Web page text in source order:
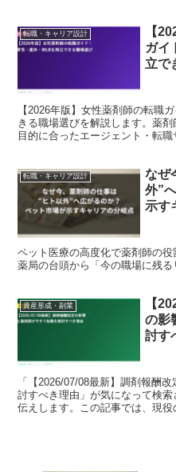
転職・キャリア設計
【
ガイ
立で
【2026年版】女性薬剤師の転職
きる職場選びを解説します。薬
目的に合ったエージェント・転
転職・キャリア設計
なぜ
外”
示す
ペット医療の高度化で薬剤師の
薬局の台頭から「今の職場に残る
資産形成・副業
【
の影
討す
「【2026/07/08最新】調剤報酬
討すべき理由」が気になって検
伝えします。この記事では、現役